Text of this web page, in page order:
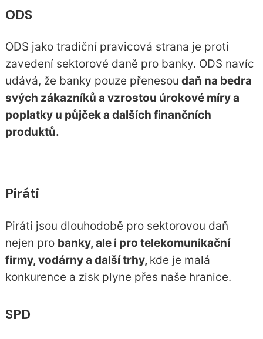
ODS
ODS jako tradiční pravicová strana je proti
zavedení sektorové daně pro banky. ODS navíc
udává, že banky pouze přenesou daň na bedra
svých zákazníků a vzrostou úrokové míry a
poplatky u půjček a dalších finančních
produktů.
Piráti
Piráti jsou dlouhodobě pro sektorovou daň
nejen pro banky, ale i pro telekomunikační
firmy, vodárny a další trhy, kde je malá
konkurence a zisk plyne přes naše hranice.
SPD